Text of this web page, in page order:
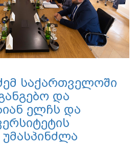
საქართველოში
და
ელჩს და